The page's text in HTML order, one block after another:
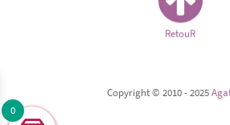
RetouR
Copyright © 2010 - 2025
0